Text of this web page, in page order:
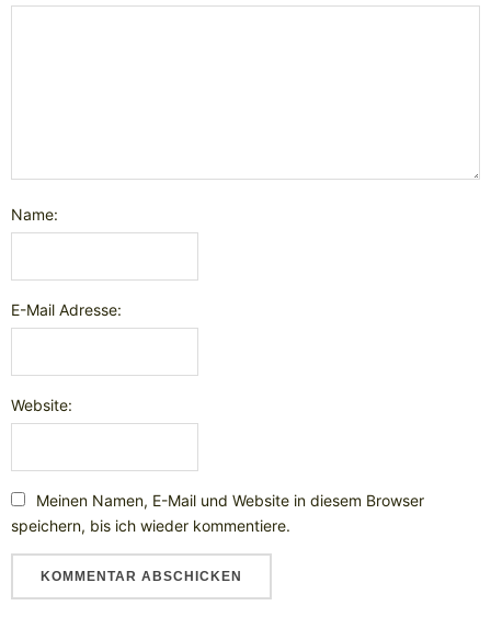
Name:
E-Mail Adresse:
Website:
Meinen Namen, E-Mail und Website in diesem Browser
speichern, bis ich wieder kommentiere.